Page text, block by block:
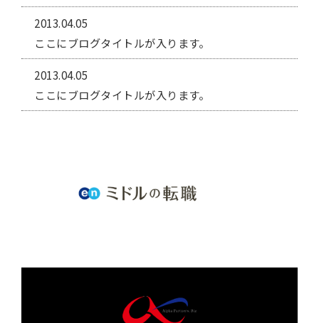
2013.04.05
ここにブログタイトルが入ります。
2013.04.05
ここにブログタイトルが入ります。